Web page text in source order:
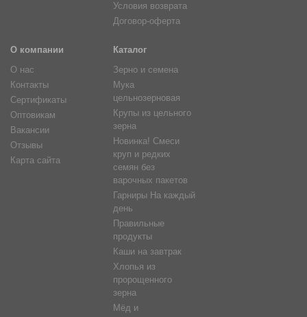
Условия возврата
Договор-оферта
О компании
О нас
Контакты
Сертификаты
Оптовикам
Вакансии
Отзывы
Карта сайта
Каталог
Зерно и семена
Мука
цельнозерновая
Крупы из цельного
зерна
Новинка! Смеси
круп и редких
семян без
варочных пакетов
Гарниры На каждый
день
Правильные
продукты
Каши на завтрак
Хлопья из
пророщенного
зерна
Мёд и